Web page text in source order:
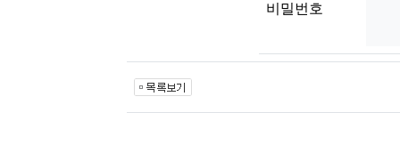
비밀번호